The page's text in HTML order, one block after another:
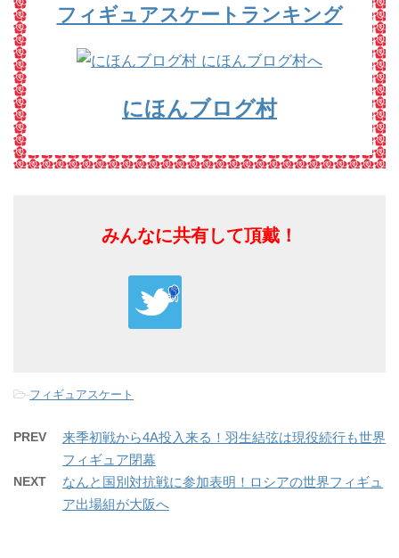
フィギュアスケートランキング
にほんブログ村
みんなに共有して頂戴！
-フィギュアスケート
PREV
来季初戦から4A投入来る！羽生結弦は現役続行も世界
フィギュア閉幕
NEXT
なんと国別対抗戦に参加表明！ロシアの世界フィギュ
ア出場組が大阪へ